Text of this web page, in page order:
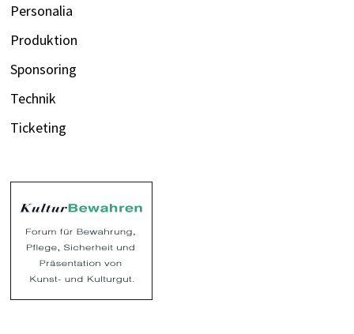
Personalia
Produktion
Sponsoring
Technik
Ticketing